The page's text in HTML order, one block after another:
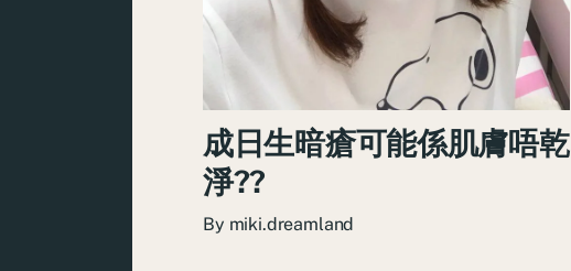
成日生暗瘡可能係肌膚唔乾
淨??
By miki.dreamland